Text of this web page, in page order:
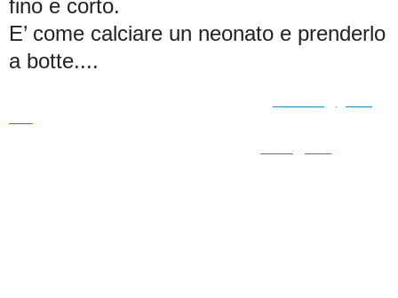
fino e corto.
E’ come calciare un neonato e prenderlo
a botte....